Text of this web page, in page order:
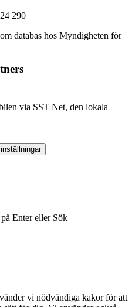
290
databas hos Myndigheten för
via SST Net, den lokala
Enter eller Sök
vi nödvändiga kakor för att